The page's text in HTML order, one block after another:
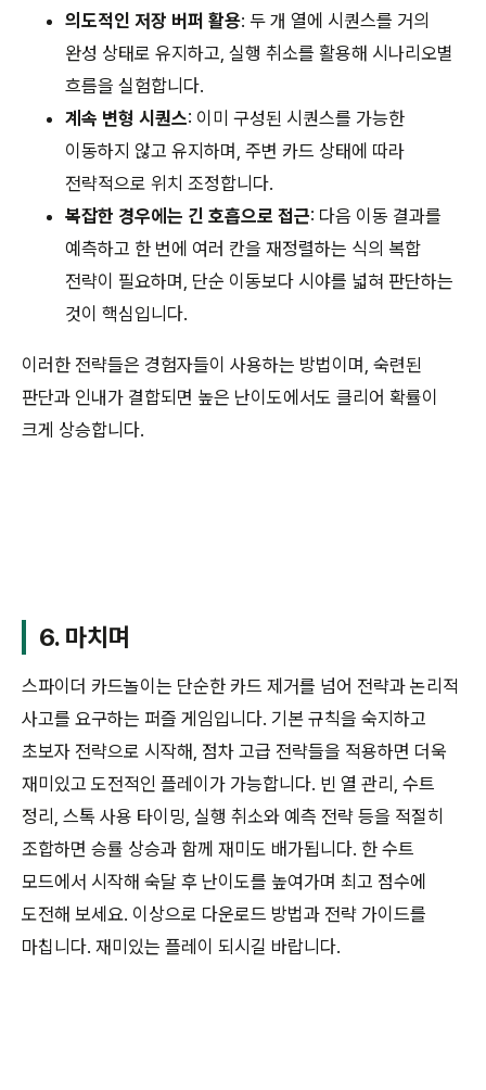
의도적인 저장 버퍼 활용: 두 개 열에 시퀀스를 거의
완성 상태로 유지하고, 실행 취소를 활용해 시나리오별
흐름을 실험합니다.
계속 변형 시퀀스: 이미 구성된 시퀀스를 가능한
이동하지 않고 유지하며, 주변 카드 상태에 따라
전략적으로 위치 조정합니다.
복잡한 경우에는 긴 호흡으로 접근: 다음 이동 결과를
예측하고 한 번에 여러 칸을 재정렬하는 식의 복합
전략이 필요하며, 단순 이동보다 시야를 넓혀 판단하는
것이 핵심입니다.
이러한 전략들은 경험자들이 사용하는 방법이며, 숙련된
판단과 인내가 결합되면 높은 난이도에서도 클리어 확률이
크게 상승합니다.
6. 마치며
스파이더 카드놀이는 단순한 카드 제거를 넘어 전략과 논리적
사고를 요구하는 퍼즐 게임입니다. 기본 규칙을 숙지하고
초보자 전략으로 시작해, 점차 고급 전략들을 적용하면 더욱
재미있고 도전적인 플레이가 가능합니다. 빈 열 관리, 수트
정리, 스톡 사용 타이밍, 실행 취소와 예측 전략 등을 적절히
조합하면 승률 상승과 함께 재미도 배가됩니다. 한 수트
모드에서 시작해 숙달 후 난이도를 높여가며 최고 점수에
도전해 보세요. 이상으로 다운로드 방법과 전략 가이드를
마칩니다. 재미있는 플레이 되시길 바랍니다.